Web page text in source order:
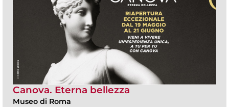
Canova. Eterna bellezza
Museo di Roma